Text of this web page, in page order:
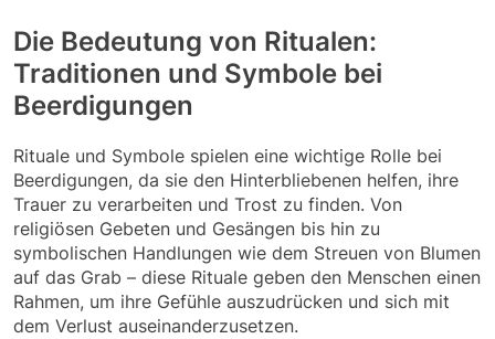
Die Bedeutung von Ritualen:
Traditionen und Symbole bei
Beerdigungen
Rituale und Symbole spielen eine wichtige Rolle bei
Beerdigungen, da sie den Hinterbliebenen helfen, ihre
Trauer zu verarbeiten und Trost zu finden. Von
religiösen Gebeten und Gesängen bis hin zu
symbolischen Handlungen wie dem Streuen von Blumen
auf das Grab – diese Rituale geben den Menschen einen
Rahmen, um ihre Gefühle auszudrücken und sich mit
dem Verlust auseinanderzusetzen.